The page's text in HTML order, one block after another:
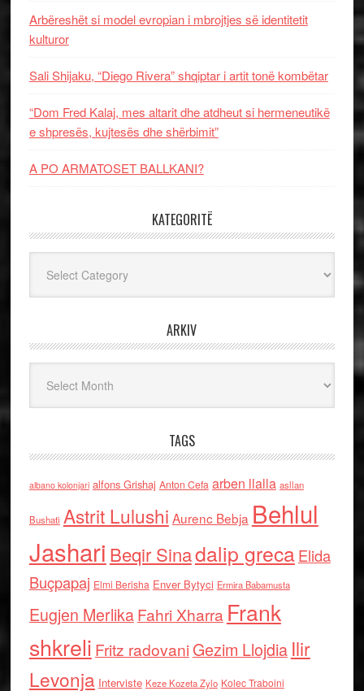
Arbëreshët si model evropian i mbrojtjes së identitetit
kulturor
Sali Shijaku, “Diego Rivera” shqiptar i artit tonë kombëtar
“Dom Fred Kalaj, mes altarit dhe atdheut si hermeneutikë
e shpresës, kujtesës dhe shërbimit”
A PO ARMATOSET BALLKANI?
KATEGORITË
ARKIV
TAGS
albano kolonjari alfons Grishaj Anton Cefa arben llalla asllan
Bushati Astrit Lulushi Aurenc Bebja Behlul
Jashari Beqir Sinadalip grecaElida
Buçpapaj Elmi Berisha Enver Bytyci Ermira Babamusta
Eugjen MerlikaFahri Xharra Frank
shkreli Fritz radovaniGezim Llojdia Ilir
Levonja Interviste Keze Kozeta Zylo Kolec Traboini